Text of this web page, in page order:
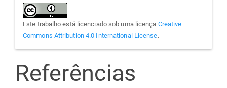
Este trabalho está licenciado sob uma licença Creative
Commons Attribution 4.0 International License.
Referências